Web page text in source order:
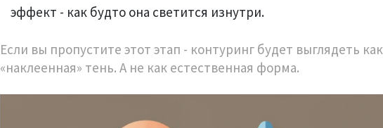
эффект - как будто она светится изнутри.
Если вы пропустите этот этап - контуринг будет выглядеть как
«наклеенная» тень. А не как естественная форма.